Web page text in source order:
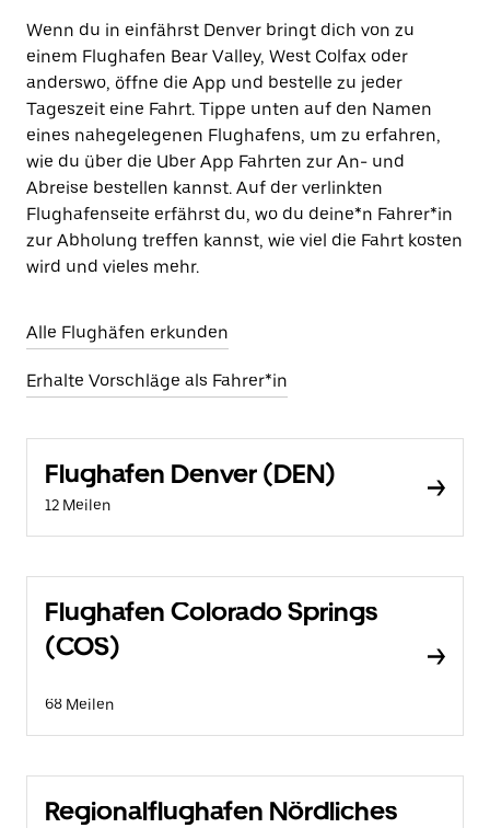
Wenn du in einfährst Denver bringt dich von zu
einem Flughafen Bear Valley, West Colfax oder
anderswo, öffne die App und bestelle zu jeder
Tageszeit eine Fahrt. Tippe unten auf den Namen
eines nahegelegenen Flughafens, um zu erfahren,
wie du über die Uber App Fahrten zur An- und
Abreise bestellen kannst. Auf der verlinkten
Flughafenseite erfährst du, wo du deine*n Fahrer*in
zur Abholung treffen kannst, wie viel die Fahrt kosten
wird und vieles mehr.
Alle Flughäfen erkunden
Erhalte Vorschläge als Fahrer*in
Flughafen Denver (DEN)
12 Meilen
Flughafen Colorado Springs
(COS)
68 Meilen
Regionalflughafen Nördliches